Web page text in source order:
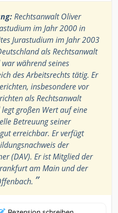
Rechtsanwalt Oliver
im Jahr 2000 in
Jurastudium im Jahr 2003
als Rechtsanwalt
während seines
des Arbeitsrechts tätig. Er
insbesondere vor
als Rechtsanwalt
großen Wert auf eine
Betreuung seiner
erreichbar. Er verfügt
der
(DAV). Er ist Mitglied der
am Main und der
”